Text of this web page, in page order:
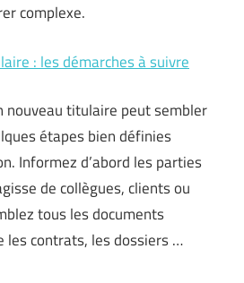
complexe.
: les démarches à suivre
nouveau titulaire peut sembler
étapes bien définies
Informez d’abord les parties
de collègues, clients ou
tous les documents
les contrats, les dossiers …